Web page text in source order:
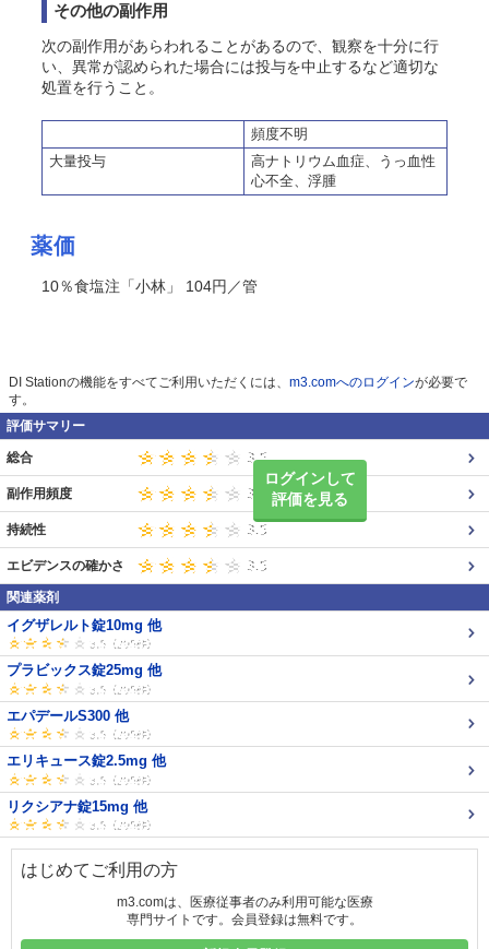
その他の副作用
次の副作用があらわれることがあるので、観察を十分に行
い、異常が認められた場合には投与を中止するなど適切な
処置を行うこと。
頻度不明
大量投与
高ナトリウム血症、うっ血性
心不全、浮腫
薬価
10％食塩注「小林」 104円／管
DI Stationの機能をすべてご利用いただくには、 m3.comへのログインが必要で
す。
評価サマリー
ログインして
評価を見る
総合
副作用頻度
持続性
エビデンスの確かさ
関連薬剤
イグザレルト錠10mg 他
プラビックス錠25mg 他
エパデールS300 他
エリキュース錠2.5mg 他
リクシアナ錠15mg 他
はじめてご利用の方
m3.comは、医療従事者のみ利用可能な医療
専門サイトです。会員登録は無料です。